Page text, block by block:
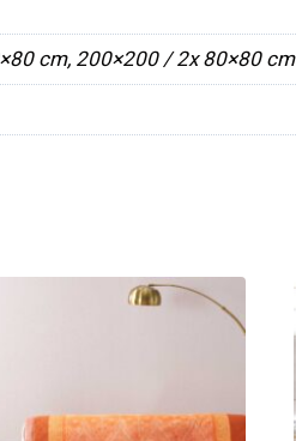
cm, 200×200 / 2x 80×80 cm